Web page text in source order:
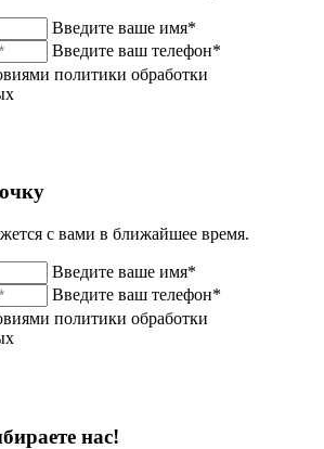
Введите ваше имя*
Введите ваш телефон*
политики обработки
с вами в ближайшее время.
Введите ваше имя*
Введите ваш телефон*
политики обработки
нас!